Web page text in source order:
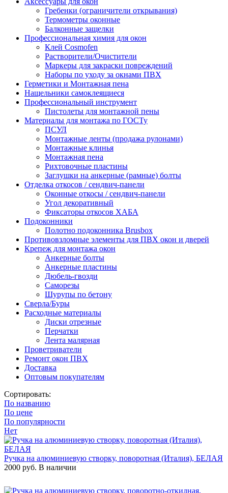
Гребенки (ограничители открывания)
Термометры оконные
Балконные защелки
Профессиональная химия для окон
Клей Cosmofen
Растворители/Очистители
Маркеры для закраски повреждений
Наборы по уходу за окнами ПВХ
Герметики и Монтажная пена
Нащельники самоклеящиеся
Профессиональный инструмент
Пистолеты для монтажной пены
Материалы для монтажа по ГОСТу
ПСУЛ
Монтажные ленты (продажа рулонами)
Монтажные клинья
Монтажная пена
Рихтовочные пластины
Заглушки на анкерные (рамные) болты
Отделка откосов / сендвич-панели
Оконные откосы / сендвич-панели
Угол декоративный
Фиксаторы откосов ХАБА
Подоконники
Полотно подоконника Brusbox
Противовзломные элементы для ПВХ окон и дверей
Крепеж для монтажа окон
Анкерные болты
Анкерные пластины
Дюбель-гвозди
Саморезы
Шурупы по бетону
Сверла/Буры
Расходные материалы
Диски отрезные
Перчатки
Лента малярная
Проветриватели
Ремонт окон ПВХ
Доставка
Оптовым покупателям
Сортировать:
По названию
По цене
По популярности
Нет
Ручка на алюминиевую створку, поворотная (Италия), БЕЛАЯ
2000 руб. В наличии